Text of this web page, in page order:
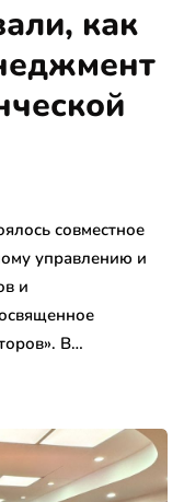
как
совместное
управлению и
и
В…